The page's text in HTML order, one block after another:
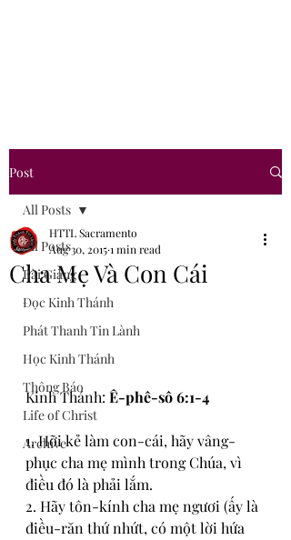
Post
All Posts
Bài Giảng
Đọc Kinh Thánh
Phát Thanh Tin Lành
Học Kinh Thánh
Thông Báo
Life of Christ
Archive
All Posts
Cha Mẹ Và Con Cái
HTTL Sacramento
Aug 30, 20151 min read
Kinh Thánh: Ê-phê-sô 6:1-4
1. Hỡi kẻ làm con-cái, hãy vâng-
phục cha mẹ mình trong Chúa, vì
điều đó là phải lắm.
2. Hãy tôn-kính cha mẹ ngươi (ấy là
điều-răn thứ nhứt, có một lời hứa